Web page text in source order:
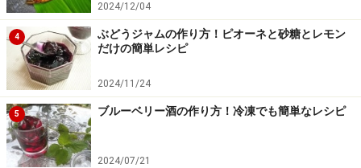
5
水、コンソメ、じゃがいも、ローリエを加え、中火
で15分煮る
水、チキンコンソメ、じゃがいも、ローリエを加え、蓋
2024/12/04
4
ぶどうジャムの作り方！ピオーネと砂糖とレモン
だけの簡単レシピ
2024/11/24
5 ブルーベリー酒の作り方！冷凍でも簡単なレシピ
2024/07/21